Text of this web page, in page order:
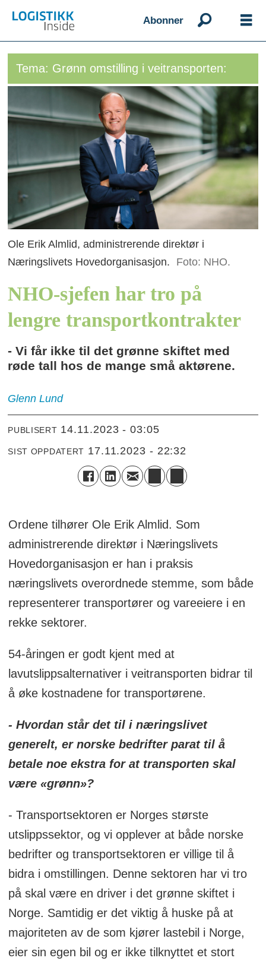
Abonner
Tema: Grønn omstilling i veitransporten:
Ole Erik Almlid, administrerende direktør i
Næringslivets Hovedorganisasjon.
Foto: NHO.
NHO-sjefen har tro på
lengre transportkontrakter
- Vi får ikke til det grønne skiftet med
røde tall hos de mange små aktørene.
Glenn Lund
PUBLISERT 14.11.2023 - 03:05
SIST OPPDATERT 17.11.2023 - 22:32
Ordene tilhører Ole Erik Almlid. Som
administrerende direktør i Næringslivets
Hovedorganisasjon er han i praksis
næringslivets overordnede stemme, som både
representerer transportører og vareeiere i en
rekke sektorer.
54-åringen er godt kjent med at
lavutslippsalternativer i veitransporten bidrar til
å øke kostnadene for transportørene.
- Hvordan står det til i næringslivet
generelt, er norske bedrifter parat til å
betale noe ekstra for at transporten skal
være «grønn»?
- Transportsektoren er Norges største
utslippssektor, og vi opplever at både norske
bedrifter og transportsektoren er villige til å
bidra i omstillingen. Denne sektoren har vi tro
på skal være en driver i det grønne skiftet i
Norge. Samtidig er det viktig å huske på at
majoriteten av de som kjører lastebil i Norge,
eier sin egen bil og er ikke tilknyttet et stort